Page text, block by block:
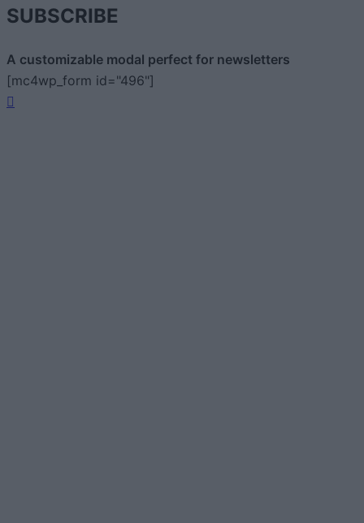
SUBSCRIBE
A customizable modal perfect for newsletters
[mc4wp_form id="496"]